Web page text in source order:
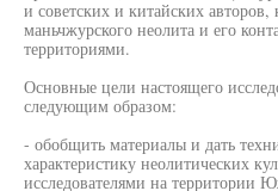
и советских и китайских
маньчжурского неолита и его
территориями.
Основные цели настоящего
следующим образом:
- обобщить материалы и дать
характеристику неолитических
исследователями на